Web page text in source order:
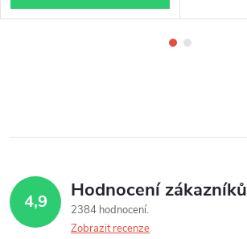
4,9 Hodnocení zákazníků
2384 hodnocení
Zobrazit recenze